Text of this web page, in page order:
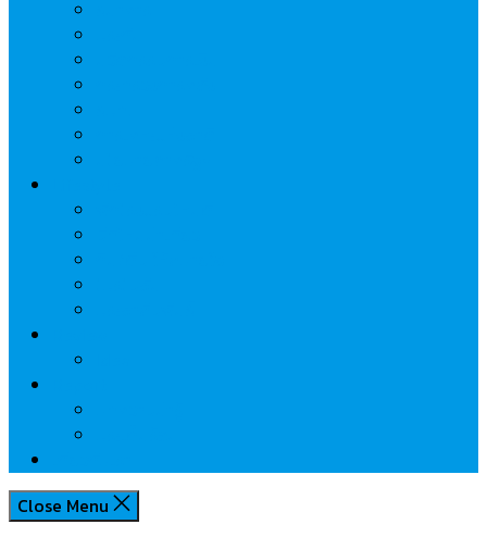
Close Menu